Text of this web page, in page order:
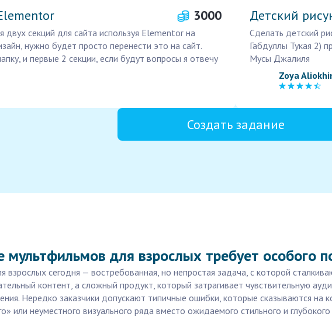
3000
секций для сайта используя Elementor на
нужно будет просто перенести это на сайт.
и первые 2 секции, если будут вопросы я отвечу
Детский
Сделать детский
Габдуллы Тукая 2)
Мусы Джалиля
Zoya
Создать задание
мультфильмов для взрослых требует особого
взрослых сегодня — востребованная, но непростая задача, с которой
контент, а сложный продукт, который затрагивает чувствительную
Нередко заказчики допускают типичные ошибки, которые сказываются на
или неуместного визуального ряда вместо ожидаемого стильного и